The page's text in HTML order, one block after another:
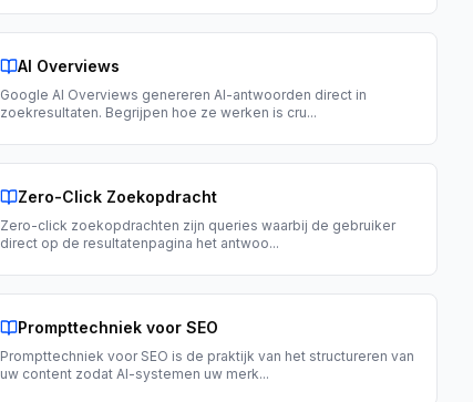
AI Overviews
Google AI Overviews genereren AI-antwoorden direct in
zoekresultaten. Begrijpen hoe ze werken is cru...
Zero-Click Zoekopdracht
Zero-click zoekopdrachten zijn queries waarbij de gebruiker
direct op de resultatenpagina het antwoo...
Prompttechniek voor SEO
Prompttechniek voor SEO is de praktijk van het structureren van
uw content zodat AI-systemen uw merk...